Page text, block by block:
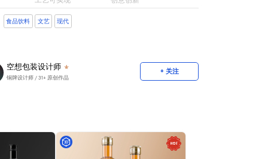
食品饮料 文艺 现代
空想包装设计师
铜牌设计师 / 31+ 原创作品
+ 关注